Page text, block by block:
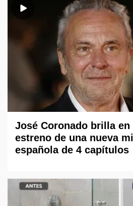
José Coronado brilla en
estreno de una nueva
española de 4 capítulos